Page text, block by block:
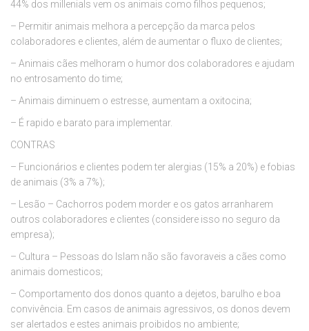
44% dos millenials vem os animais como filhos pequenos;
– Permitir animais melhora a percepção da marca pelos
colaboradores e clientes, além de aumentar o fluxo de clientes;
– Animais cães melhoram o humor dos colaboradores e ajudam
no entrosamento do time;
– Animais diminuem o estresse, aumentam a oxitocina;
– É rapido e barato para implementar.
CONTRAS
– Funcionários e clientes podem ter alergias (15% a 20%) e fobias
de animais (3% a 7%);
– Lesão – Cachorros podem morder e os gatos arranharem
outros colaboradores e clientes (considere isso no seguro da
empresa);
– Cultura – Pessoas do Islam não são favoraveis a cães como
animais domesticos;
– Comportamento dos donos quanto a dejetos, barulho e boa
convivência. Em casos de animais agressivos, os donos devem
ser alertados e estes animais proibidos no ambiente;